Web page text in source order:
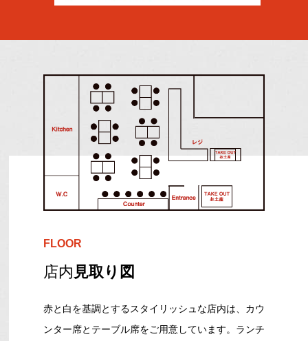
FLOOR
店内 見取り図
赤と白を基調とするスタイリッシュな店内は、カウ
ンター席とテーブル席をご用意しています。ランチ